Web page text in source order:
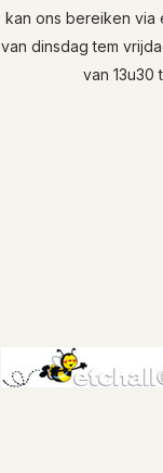
kan ons bereiken via
van dinsdag tem
van 13u30